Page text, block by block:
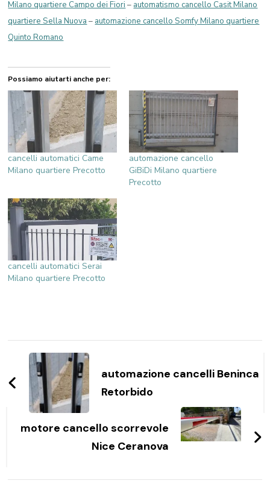
Milano quartiere Campo dei Fiori – automatismo cancello Casit Milano
quartiere Sella Nuova – automazione cancello Somfy Milano quartiere
Quinto Romano
Possiamo aiutarti anche per:
cancelli automatici Came
Milano quartiere Precotto
automazione cancello
GiBiDi Milano quartiere
Precotto
cancelli automatici Serai
Milano quartiere Precotto
Navigazione
articoli
automazione cancelli Beninca
Retorbido
motore cancello scorrevole
Nice Ceranova